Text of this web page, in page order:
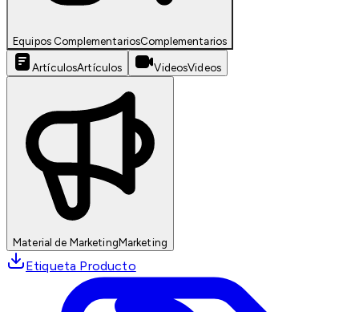
Equipos ComplementariosComplementarios
ArtículosArtículos VideosVideos
Material de MarketingMarketing
Etiqueta Producto